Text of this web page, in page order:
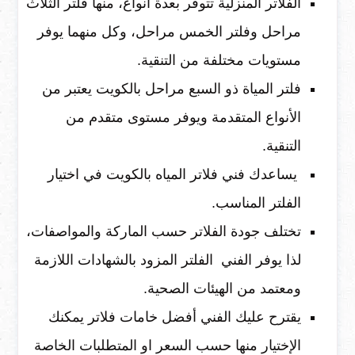
مراحل وفلتر الخمس مراحل، وكل منهما يوفر
مستويات مختلفة من التنقية.
فلتر المياة ذو السبع مراحل بالكويت يعتبر من
الأنواع المتقدمة ويوفر مستوى متقدم من
التنقية.
يساعدك فني فلاتر المياه بالكويت في اختيار
الفلتر المناسب.
تختلف جودة الفلاتر حسب الماركة والمواصفات،
لذا يوفر الفني الفلتر المزود بالشهادات اللازمة
ومعتمد من الهيئات الصحية.
يقترح عليك الفني أفضل خامات فلاتر يمكنك
الإختيار منها حسب السعر او المتطلبات الخاصة